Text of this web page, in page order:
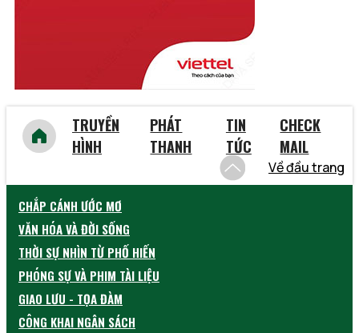
TRUYỀN
HÌNH
PHÁT
THANH
TIN
TỨC
CHECK
MAIL
Về đầu trang
CHẮP CÁNH ƯỚC MƠ
VĂN HÓA VÀ ĐỜI SỐNG
THỜI SỰ NHÌN TỪ PHỐ HIẾN
PHÓNG SỰ VÀ PHIM TÀI LIỆU
GIAO LƯU - TỌA ĐÀM
CÔNG KHAI NGÂN SÁCH